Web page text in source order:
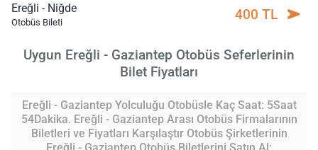
Ereğli - Niğde
Otobüs Bileti 400 TL
Uygun Ereğli - Gaziantep Otobüs Seferlerinin
Bilet Fiyatları
Ereğli - Gaziantep Yolculuğu Otobüsle Kaç Saat: 5Saat
54Dakika. Ereğli - Gaziantep Arası Otobüs Firmalarının
Biletleri ve Fiyatları Karşılaştır Otobüs Şirketlerinin